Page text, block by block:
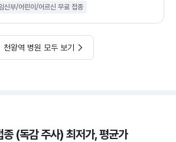
신부/어린이/어르신 무료 접종
천왕역 병원 모두 보기
(독감 주사) 최저가, 평균가